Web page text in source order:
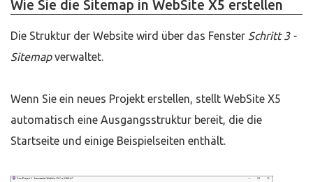
Wie Sie die Sitemap in WebSite X5 erstellen
Die Struktur der Website wird über das Fenster Schritt 3 -
Sitemapverwaltet.
Wenn Sie ein neues Projekt erstellen, stellt WebSite X5
automatisch eine Ausgangsstruktur bereit, die die
Startseite und einige Beispielseiten enthält.